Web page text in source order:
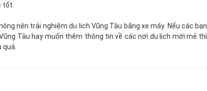
tốt.
nên trải nghiệm du lịch Vũng Tàu bằng xe máy. Nếu các bạn
Tàu hay muốn thêm thông tin về các nơi du lịch mới mẻ thì